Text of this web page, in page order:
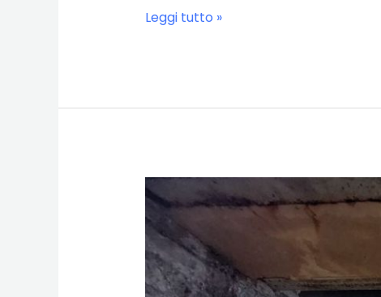
Itinerario
Leggi tutto »